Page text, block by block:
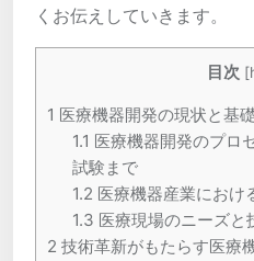
くお伝えしていきます。
目次 [
1 医療機器開発の現状と基
1.1 医療機器開発のプロ
試験まで
1.2 医療機器産業におけ
1.3 医療現場のニーズと
2 技術革新がもたらす医療